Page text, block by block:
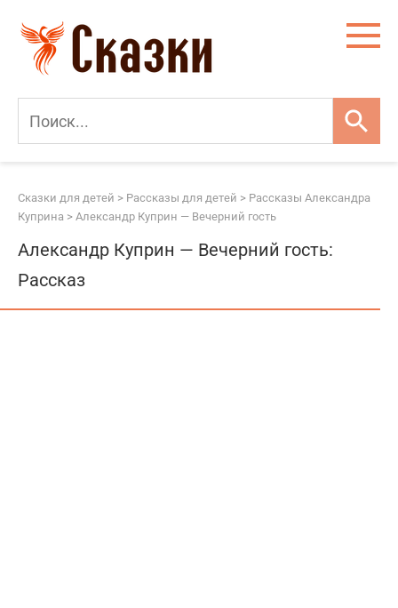
контенту
Сказки для детей > Рассказы для детей > Рассказы Александра
Куприна > Александр Куприн — Вечерний гость
Александр Куприн — Вечерний гость:
Рассказ